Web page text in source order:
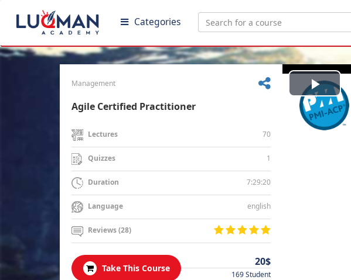
Categories
Management
Agile Certified Practitioner
Lectures 70
Quizzes 1
Duration 7:29:20
Language english
Reviews (28)
Take This Course
20$
169 Student
Play
Video